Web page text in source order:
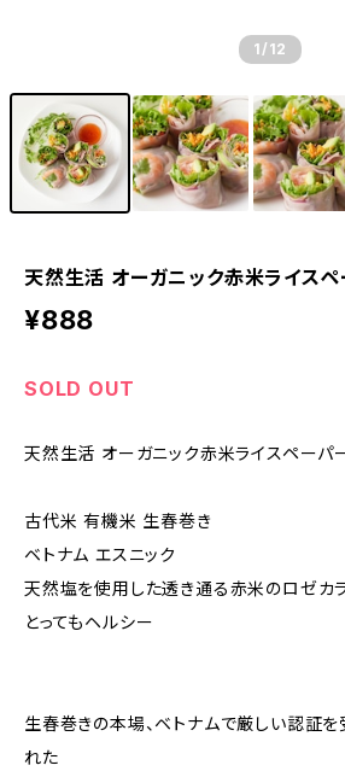
1 /12
天然生活 オーガニック赤米ライス
¥888
SOLD OUT
天然生活 オーガニック赤米ライスペーパ
古代米 有機米 生春巻き
ベトナム エスニック
天然塩を使用した透き通る赤米のロゼカ
とってもヘルシー
生春巻きの本場、ベトナムで厳しい認証
れた